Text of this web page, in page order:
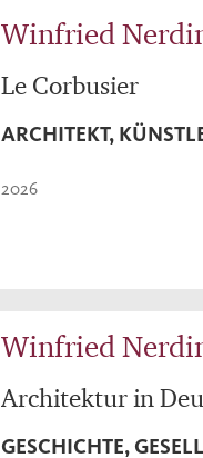
Winfried
Le Corbusier
ARCHITEKT,
2026
Winfried
Architektur in
GESCHICHTE,